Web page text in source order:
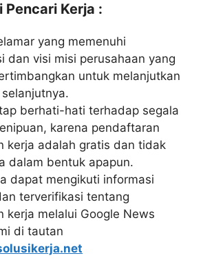
Pencari Kerja :
yang memenuhi
dan visi misi perusahaan yang
untuk melanjutkan
berhati-hati terhadap segala
karena pendaftaran
kerja adalah gratis dan tidak
dalam bentuk apapun.
dapat mengikuti informasi
terverifikasi tentang
kerja melalui Google News
di tautan